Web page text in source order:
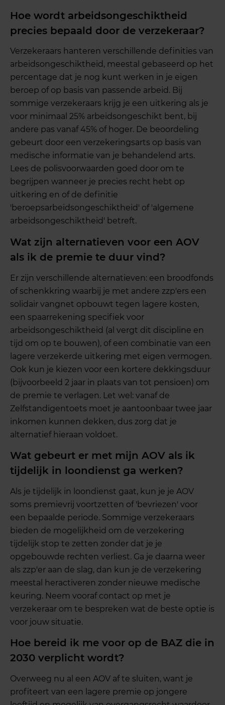
Hoe wordt arbeidsongeschiktheid
precies bepaald door de verzekeraar?
Verzekeraars hanteren verschillende definities van
arbeidsongeschiktheid, meestal gebaseerd op het
percentage dat je nog kunt werken in je eigen
beroep of op basis van passende arbeid. Bij
sommige verzekeraars krijg je een uitkering als je
voor minimaal 25% arbeidsongeschikt bent, bij
andere pas vanaf 45% of hoger. De beoordeling
gebeurt door een verzekeringsarts op basis van
medische informatie van je behandelend arts.
Lees de polisvoorwaarden goed door om te
begrijpen wanneer je precies recht hebt op
uitkering en of de definitie
'beroepsarbeidsongeschiktheid' of 'algemene
arbeidsongeschiktheid' betreft.
Wat zijn alternatieven voor een AOV
als ik de premie te duur vind?
Er zijn verschillende alternatieven: een broodfonds
of schenkkring waarbij je met andere zzp'ers een
solidair vangnet opbouwt tegen lagere kosten,
een spaarrekening specifiek voor
arbeidsongeschiktheid (al vergt dit discipline en
tijd om op te bouwen), of een combinatie van een
lagere verzekerde uitkering met eigen vermogen.
Ook kun je kiezen voor een kortere dekkingsduur
(bijvoorbeeld 2 jaar in plaats van tot pensioen) om
de premie te verlagen. Let wel: vanaf de
Zelfstandigentoets moet je aantoonbaar twee jaar
inkomen kunnen dekken, dus zorg dat je
alternatief hieraan voldoet.
Wat gebeurt er met mijn AOV als ik
tijdelijk in loondienst ga werken?
Als je tijdelijk in loondienst gaat, kun je je AOV
soms premievrij voortzetten of 'bevriezen' voor
een bepaalde periode. Sommige verzekeraars
bieden de mogelijkheid om de verzekering
tijdelijk stop te zetten zonder dat je je
opgebouwde rechten verliest. Ga je daarna weer
als zzp'er aan de slag, dan kun je de verzekering
meestal heractiveren zonder nieuwe medische
keuring. Neem vooraf contact op met je
verzekeraar om te bespreken wat de beste optie is
voor jouw situatie.
Hoe bereid ik me voor op de BAZ die in
2030 verplicht wordt?
Overweeg nu al een AOV af te sluiten, want je
profiteert van een lagere premie op jongere